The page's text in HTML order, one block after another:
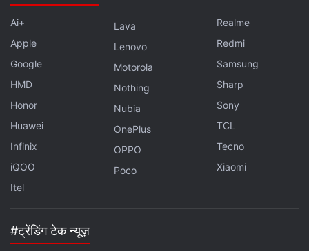
ये प्रोजेक्‍ट अभी शुरुआती स्‍टेज में है। अगर LUNARSABER जैसे
प्रोजेक्‍ट कामयाब होते हैं, तो चांद पर रातें रोशन हो सकेंगी।
लेटेस्ट टेक न्यूज़ स्मार्टफोन रिव्यूऔर लोकप्रिय मोबाइलपर मिलने वाले
एक्सक्लूसिव ऑफर के लिए गैजेट्स 360
ऐप डाउनलोड करें और
पर फॉलो करें।
ये भी पढ़े:
Ai+
Apple
Google
HMD
Honor
Huawei
Infinix
iQOO
Itel
Lava
Lenovo
Motorola
Nothing
Nubia
OnePlus
OPPO
Poco
Realme
Redmi
Samsung
Sharp
Sony
TCL
Tecno
Xiaomi
#ट्रेंडिंग टेक न्यूज़